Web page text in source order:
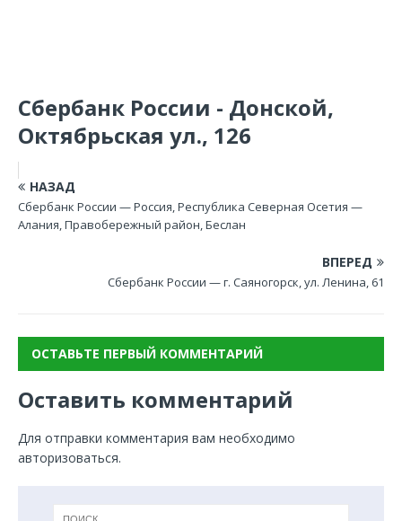
Сбербанк России - Донской,
Октябрьская ул., 126
НАЗАД
Сбербанк России — Россия, Республика Северная Осетия —
Алания, Правобережный район, Беслан
ВПЕРЕД
Сбербанк России — г. Саяногорск, ул. Ленина, 61
ОСТАВЬТЕ ПЕРВЫЙ КОММЕНТАРИЙ
Оставить комментарий
Для отправки комментария вам необходимо
авторизоваться.